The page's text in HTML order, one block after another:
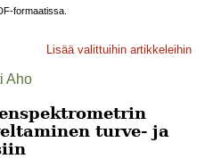
formaatissa.
Lisää valittuihin artikkeleihin
Aho
turve- ja